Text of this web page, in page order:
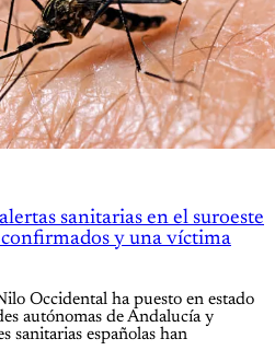
sanitarias en el suroeste
confirmados y una víctima
Occidental ha puesto en estado
autónomas de Andalucía y
sanitarias españolas han